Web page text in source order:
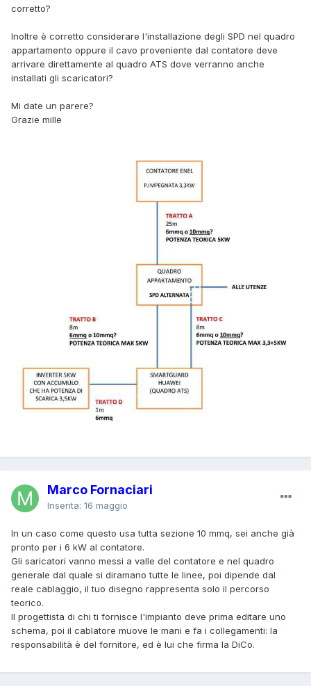
corretto?
Inoltre è corretto considerare l'installazione degli SPD nel quadro
appartamento oppure il cavo proveniente dal contatore deve
arrivare direttamente al quadro ATS dove verranno anche
installati gli scaricatori?
Mi date un parere?
Grazie mille
Marco Fornaciari
Inserita: 16 maggio
In un caso come questo usa tutta sezione 10 mmq, sei anche già
pronto per i 6 kW al contatore.
Gli saricatori vanno messi a valle del contatore e nel quadro
generale dal quale si diramano tutte le linee, poi dipende dal
reale cablaggio, il tuo disegno rappresenta solo il percorso
teorico.
Il progettista di chi ti fornisce l'impianto deve prima editare uno
schema, poi il cablatore muove le mani e fa i collegamenti: la
responsabilità è del fornitore, ed è lui che firma la DiCo.